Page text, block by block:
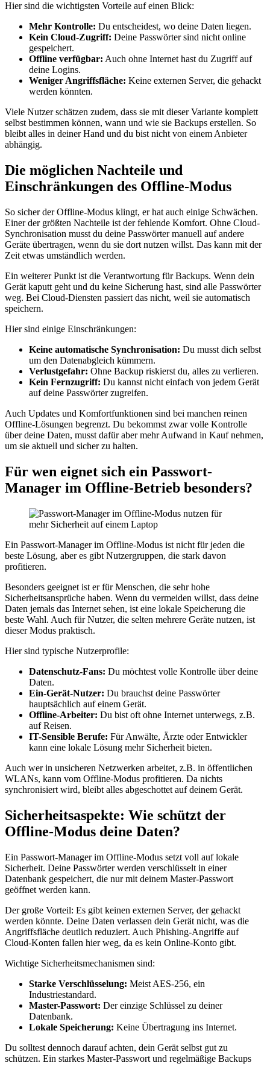
Hier sind die wichtigsten Vorteile auf einen Blick:
Mehr Kontrolle: Du entscheidest, wo deine Daten liegen.
Kein Cloud-Zugriff: Deine Passwörter sind nicht online
gespeichert.
Offline verfügbar: Auch ohne Internet hast du Zugriff auf
deine Logins.
Weniger Angriffsfläche: Keine externen Server, die gehackt
werden könnten.
Viele Nutzer schätzen zudem, dass sie mit dieser Variante komplett
selbst bestimmen können, wann und wie sie Backups erstellen. So
bleibt alles in deiner Hand und du bist nicht von einem Anbieter
abhängig.
Die möglichen Nachteile und
Einschränkungen des Offline-Modus
So sicher der Offline-Modus klingt, er hat auch einige Schwächen.
Einer der größten Nachteile ist der fehlende Komfort. Ohne Cloud-
Synchronisation musst du deine Passwörter manuell auf andere
Geräte übertragen, wenn du sie dort nutzen willst. Das kann mit der
Zeit etwas umständlich werden.
Ein weiterer Punkt ist die Verantwortung für Backups. Wenn dein
Gerät kaputt geht und du keine Sicherung hast, sind alle Passwörter
weg. Bei Cloud-Diensten passiert das nicht, weil sie automatisch
speichern.
Hier sind einige Einschränkungen:
Keine automatische Synchronisation: Du musst dich selbst
um den Datenabgleich kümmern.
Verlustgefahr: Ohne Backup riskierst du, alles zu verlieren.
Kein Fernzugriff: Du kannst nicht einfach von jedem Gerät
auf deine Passwörter zugreifen.
Auch Updates und Komfortfunktionen sind bei manchen reinen
Offline-Lösungen begrenzt. Du bekommst zwar volle Kontrolle
über deine Daten, musst dafür aber mehr Aufwand in Kauf nehmen,
um sie aktuell und sicher zu halten.
Für wen eignet sich ein Passwort-
Manager im Offline-Betrieb besonders?
Ein Passwort-Manager im Offline-Modus ist nicht für jeden die
beste Lösung, aber es gibt Nutzergruppen, die stark davon
profitieren.
Besonders geeignet ist er für Menschen, die sehr hohe
Sicherheitsansprüche haben. Wenn du vermeiden willst, dass deine
Daten jemals das Internet sehen, ist eine lokale Speicherung die
beste Wahl. Auch für Nutzer, die selten mehrere Geräte nutzen, ist
dieser Modus praktisch.
Hier sind typische Nutzerprofile:
Datenschutz-Fans: Du möchtest volle Kontrolle über deine
Daten.
Ein-Gerät-Nutzer: Du brauchst deine Passwörter
hauptsächlich auf einem Gerät.
Offline-Arbeiter: Du bist oft ohne Internet unterwegs, z.B.
auf Reisen.
IT-Sensible Berufe: Für Anwälte, Ärzte oder Entwickler
kann eine lokale Lösung mehr Sicherheit bieten.
Auch wer in unsicheren Netzwerken arbeitet, z.B. in öffentlichen
WLANs, kann vom Offline-Modus profitieren. Da nichts
synchronisiert wird, bleibt alles abgeschottet auf deinem Gerät.
Sicherheitsaspekte: Wie schützt der
Offline-Modus deine Daten?
Ein Passwort-Manager im Offline-Modus setzt voll auf lokale
Sicherheit. Deine Passwörter werden verschlüsselt in einer
Datenbank gespeichert, die nur mit deinem Master-Passwort
geöffnet werden kann.
Der große Vorteil: Es gibt keinen externen Server, der gehackt
werden könnte. Deine Daten verlassen dein Gerät nicht, was die
Angriffsfläche deutlich reduziert. Auch Phishing-Angriffe auf
Cloud-Konten fallen hier weg, da es kein Online-Konto gibt.
Wichtige Sicherheitsmechanismen sind:
Starke Verschlüsselung: Meist AES-256, ein
Industriestandard.
Master-Passwort: Der einzige Schlüssel zu deiner
Datenbank.
Lokale Speicherung: Keine Übertragung ins Internet.
Du solltest dennoch darauf achten, dein Gerät selbst gut zu
schützen. Ein starkes Master-Passwort und regelmäßige Backups